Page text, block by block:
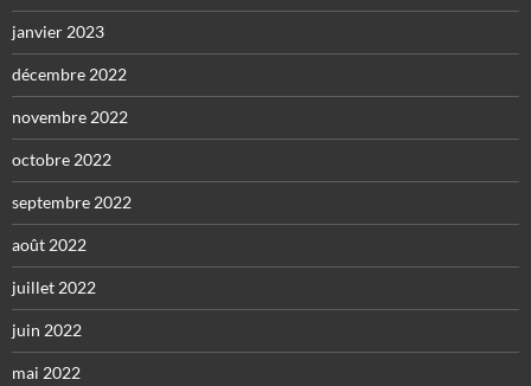
janvier 2023
décembre 2022
novembre 2022
octobre 2022
septembre 2022
août 2022
juillet 2022
juin 2022
mai 2022